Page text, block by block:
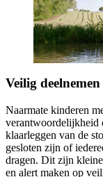
Veilig deelnemen
Naarmate kinderen
verantwoordelijkheid
klaarleggen van de
gesloten zijn of
dragen. Dit zijn
en alert maken op